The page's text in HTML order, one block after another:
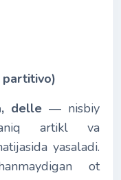
delle ― nisbiy
artikl va
yasaladi.
ot